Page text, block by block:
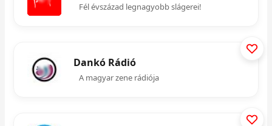
Fél évszázad legnagyobb slágerei!
Dankó Rádió
A magyar zene rádiója